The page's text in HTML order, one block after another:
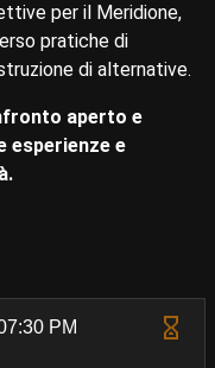
per il Meridione,
pratiche di
di alternative.
aperto e
esperienze e
PM